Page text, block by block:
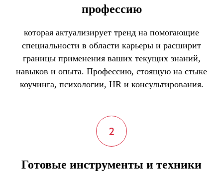
профессию
которая актуализирует тренд на помогающие
специальности в области карьеры и расширит
границы применения ваших текущих знаний,
навыков и опыта. Профессию, стоящую на стыке
коучинга, психологии, HR и консультирования.
Готовые инструменты и техники